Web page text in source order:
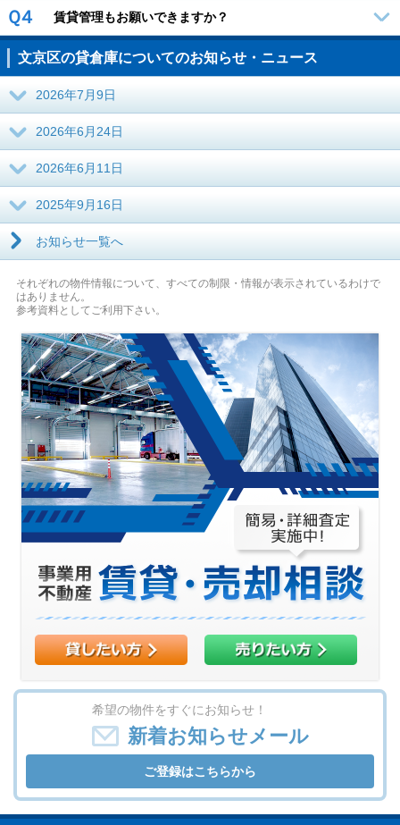
Ｑ４ 賃貸管理もお願いできますか？
文京区の貸倉庫についてのお知らせ・ニュース
2026年7月9日
2026年6月24日
2026年6月11日
2025年9月16日
お知らせ一覧へ
それぞれの物件情報について、すべての制限・情報が表示されているわけで
はありません。
参考資料としてご利用下さい。
希望の物件をすぐにお知らせ！
新着お知らせメール
ご登録はこちらから